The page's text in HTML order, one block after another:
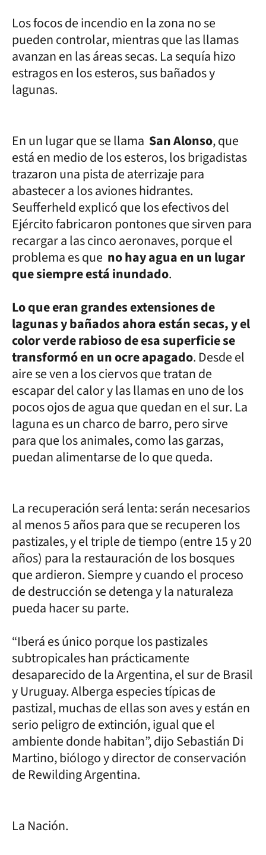
Los focos de incendio en la zona no se
pueden controlar, mientras que las llamas
avanzan en las áreas secas. La sequía hizo
estragos en los esteros, sus bañados y
lagunas.
En un lugar que se llama San Alonso, que
está en medio de los esteros, los brigadistas
trazaron una pista de aterrizaje para
abastecer a los aviones hidrantes.
Seufferheld explicó que los efectivos del
Ejército fabricaron pontones que sirven para
recargar a las cinco aeronaves, porque el
problema es que no hay agua en un lugar
que siempre está inundado.
Lo que eran grandes extensiones de
lagunas y bañados ahora están secas, y el
color verde rabioso de esa superficie se
transformó en un ocre apagado. Desde el
aire se ven a los ciervos que tratan de
escapar del calor y las llamas en uno de los
pocos ojos de agua que quedan en el sur. La
laguna es un charco de barro, pero sirve
para que los animales, como las garzas,
puedan alimentarse de lo que queda.
La recuperación será lenta: serán necesarios
al menos 5 años para que se recuperen los
pastizales, y el triple de tiempo (entre 15 y 20
años) para la restauración de los bosques
que ardieron. Siempre y cuando el proceso
de destrucción se detenga y la naturaleza
pueda hacer su parte.
“Iberá es único porque los pastizales
subtropicales han prácticamente
desaparecido de la Argentina, el sur de Brasil
y Uruguay. Alberga especies típicas de
pastizal, muchas de ellas son aves y están en
serio peligro de extinción, igual que el
ambiente donde habitan”, dijo Sebastián Di
Martino, biólogo y director de conservación
de Rewilding Argentina.
La Nación.